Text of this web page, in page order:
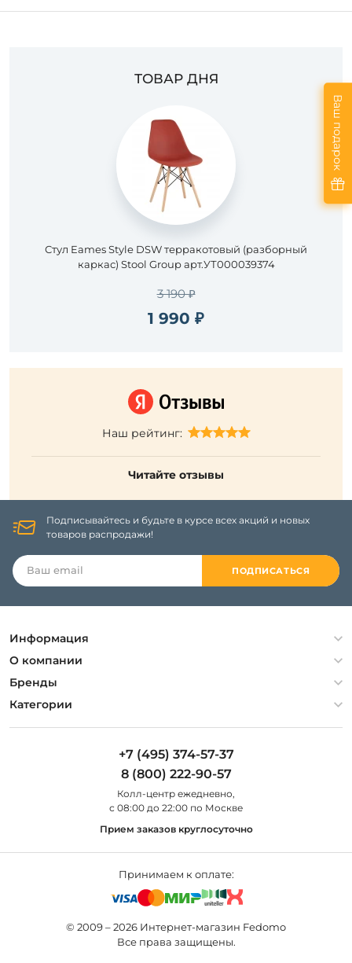
ТОВАР ДНЯ
Стул Eames Style DSW терракотовый (разборный
каркас) Stool Group арт.УТ000039374
3 190 ₽
1 990 ₽
Наш рейтинг:
Читайте отзывы
Подписывайтесь и будьте в курсе всех акций и новых
товаров распродажи!
ПОДПИСАТЬСЯ
Информация
Политика конфиденциальности
Гарантия
Оплата и доставка
О компании
О компании
Контакты
Бренды
Artelamp
Категории
Люстры
Уличные светильники
+7 (495) 374-57-37
8 (800) 222-90-57
Колл-центр eжедневно,
с 08:00 до 22:00 по Москве
Прием заказов круглосуточно
Принимаем к оплате:
© 2009 – 2026 Интернет-магазин Fedomo
Все права защищены.
Ваш подарок